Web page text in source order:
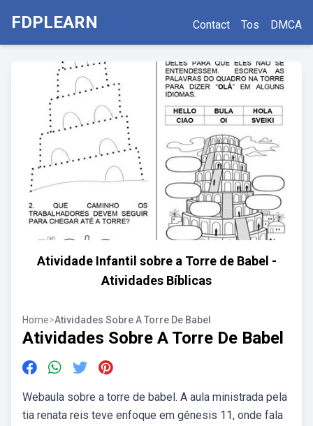
FDPLEARN Contact Tos DMCA
Atividade Infantil sobre a Torre de Babel -
Atividades Bíblicas
Home>Atividades Sobre A Torre De Babel
Atividades Sobre A Torre De Babel
Webaula sobre a torre de babel. A aula ministrada pela
tia renata reis teve enfoque em gênesis 11, onde fala